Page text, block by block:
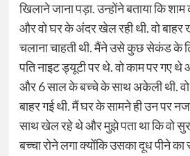
खिलाने जाना पड़ा. उन्होंने बताया कि
और वो घर के अंदर खेल रही थी. वो
चलाना चाहती थी. मैंने उसे कुछ सेकंड के
पति नाइट ड्यूटी पर थे. वो काम पर गए
और 6 साल के बच्चे के साथ अकेली थी.
बाहर गई थी. मैं घर के सामने ही उन पर
साथ खेल रहे थे और मुझे पता था कि वो
बच्चा रोने लगा क्योंकि उसका दूध पीने का